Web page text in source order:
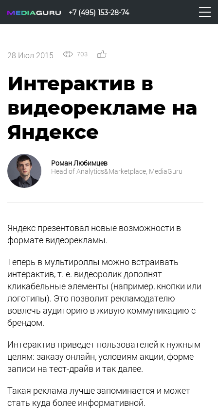
+7 (495) 153-28-74
28 Июл 2015 703
Интерактив в
видеорекламе на
Яндексе
Роман Любимцев
Head of Analytics&Marketplace, MediaGuru
Яндекс презентовал новые возможности в
формате видеорекламы.
Теперь в мультироллы можно встраивать
интерактив, т. е. видеоролик дополнят
кликабельные элементы (например, кнопки или
логотипы). Это позволит рекламодателю
вовлечь аудиторию в живую коммуникацию с
брендом.
Интерактив приведет пользователей к нужным
целям: заказу онлайн, условиям акции, форме
записи на тест-драйв и так далее.
Такая реклама лучше запоминается и может
стать куда более информативной.